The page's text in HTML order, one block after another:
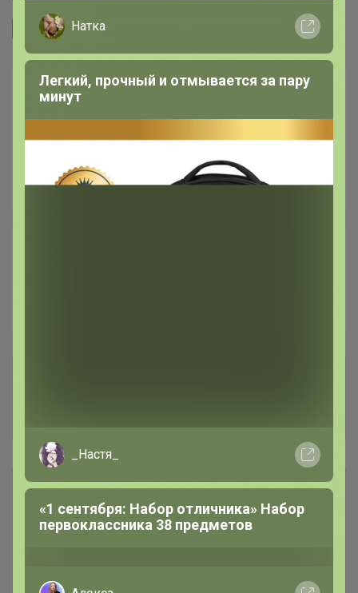
Подписаться на организатора
В архиве
Ожидание ~ 14 дней
Пристрой 42 лота
Условия участия
Ключевые даты
История проведённых выкупов
Натка
Легкий, прочный и отмывается за пару
минут
_Настя_
«1 сентября: Набор отличника» Набор
первоклассника 38 предметов